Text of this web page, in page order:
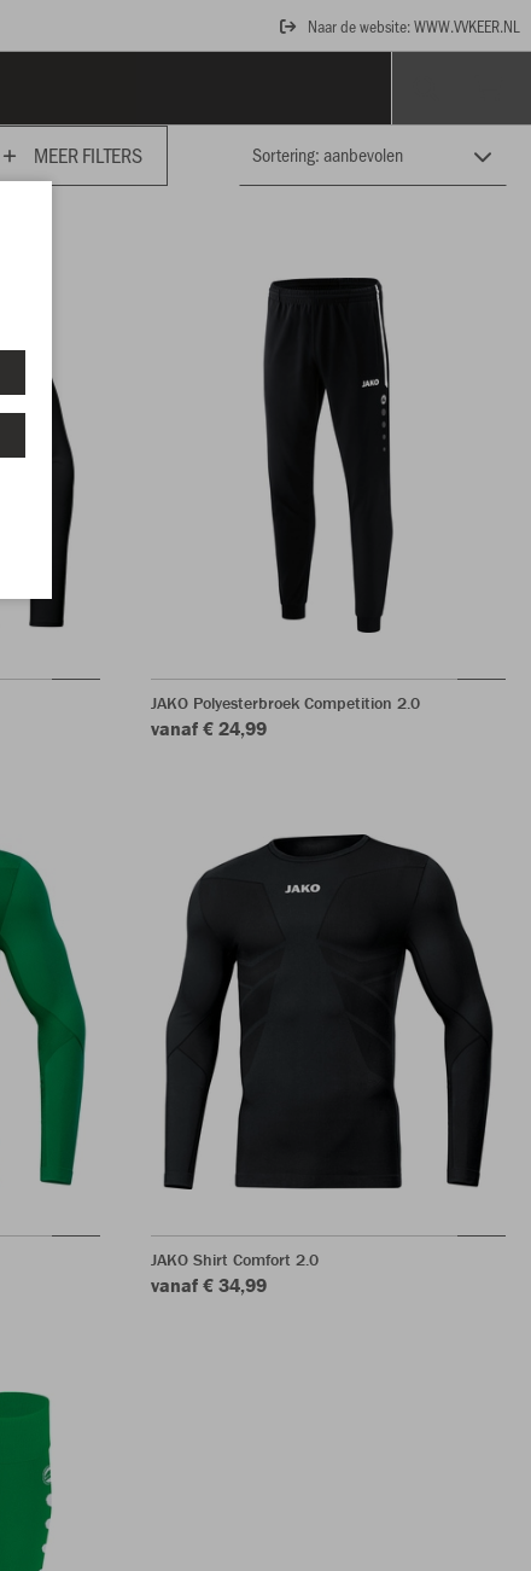
Naar de website: WWW.VVKEER.NL
MEER FILTERS
JAKO Polyesterbroek Competition 2.0
vanaf € 24,99
JAKO Shirt Comfort 2.0
vanaf € 34,99